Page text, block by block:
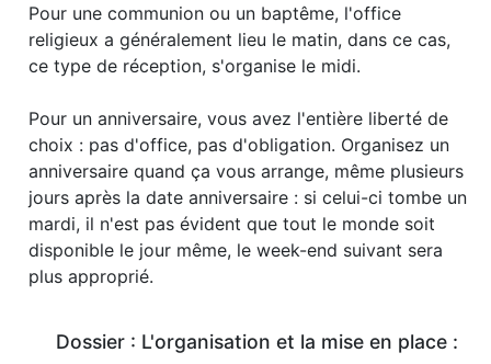
Pour une communion ou un baptême, l'office
religieux a généralement lieu le matin, dans ce cas,
ce type de réception, s'organise le midi.
Pour un anniversaire, vous avez l'entière liberté de
choix : pas d'office, pas d'obligation. Organisez un
anniversaire quand ça vous arrange, même plusieurs
jours après la date anniversaire : si celui-ci tombe un
mardi, il n'est pas évident que tout le monde soit
disponible le jour même, le week-end suivant sera
plus approprié.
Dossier : L'organisation et la mise en place :